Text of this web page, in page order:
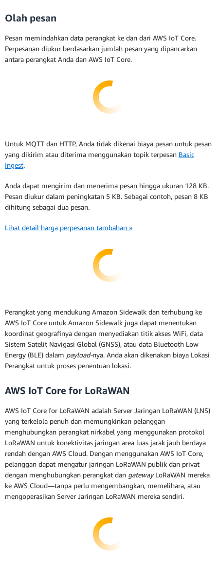
Olah pesan
Pesan memindahkan data perangkat ke dan dari AWS IoT Core.
Perpesanan diukur berdasarkan jumlah pesan yang dipancarkan
antara perangkat Anda dan AWS IoT Core.
Untuk MQTT dan HTTP, Anda tidak dikenai biaya pesan untuk pesan
yang dikirim atau diterima menggunakan topik terpesan Basic
Ingest.
Anda dapat mengirim dan menerima pesan hingga ukuran 128 KB.
Pesan diukur dalam peningkatan 5 KB. Sebagai contoh, pesan 8 KB
dihitung sebagai dua pesan.
Lihat detail harga perpesanan tambahan »
Perangkat yang mendukung Amazon Sidewalk dan terhubung ke
AWS IoT Core untuk Amazon Sidewalk juga dapat menentukan
koordinat geografinya dengan menyediakan titik akses WiFi, data
Sistem Satelit Navigasi Global (GNSS), atau data Bluetooth Low
Energy (BLE) dalam payload-nya. Anda akan dikenakan biaya Lokasi
Perangkat untuk proses penentuan lokasi.
AWS IoT Core for LoRaWAN
AWS IoT Core for LoRaWAN adalah Server Jaringan LoRaWAN (LNS)
yang terkelola penuh dan memungkinkan pelanggan
menghubungkan perangkat nirkabel yang menggunakan protokol
LoRaWAN untuk konektivitas jaringan area luas jarak jauh berdaya
rendah dengan AWS Cloud. Dengan menggunakan AWS IoT Core,
pelanggan dapat mengatur jaringan LoRaWAN publik dan privat
dengan menghubungkan perangkat dan gatewayLoRaWAN mereka
ke AWS Cloud—tanpa perlu mengembangkan, memelihara, atau
mengoperasikan Server Jaringan LoRaWAN mereka sendiri.